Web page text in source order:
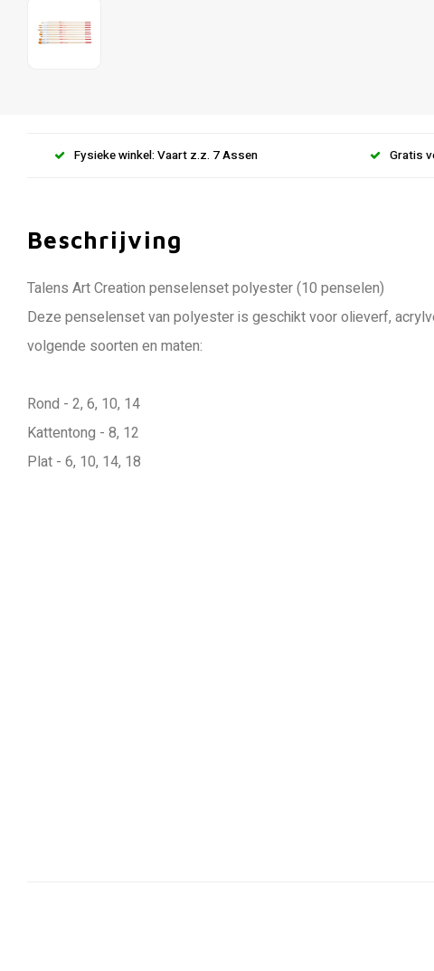
Fysieke winkel: Vaart z.z. 7 Assen Gratis
Beschrijving
Talens Art Creation penselenset polyester (10 penselen)
Deze penselenset van polyester is geschikt voor olieverf,
volgende soorten en maten:
Rond - 2, 6, 10, 14
Kattentong - 8, 12
Plat - 6, 10, 14, 18